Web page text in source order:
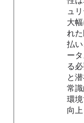
ュ
大
れ
払
ー
る
と
常
環
向上